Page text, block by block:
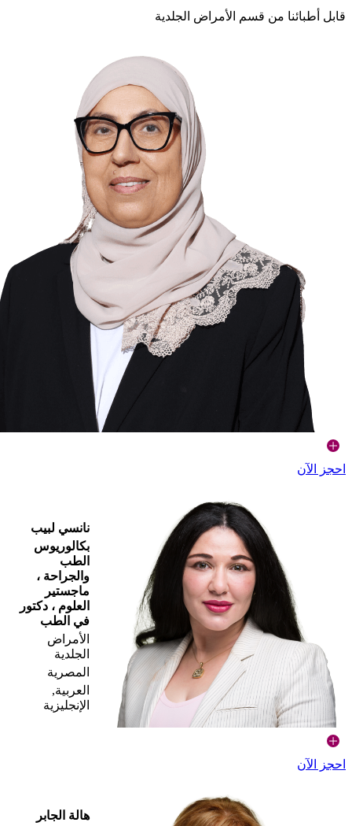
قابل أطبائنا من قسم الأمراض الجلدية
احجز الآن
نانسي لبيب
بكالوريوس
الطب
والجراحة ،
ماجستير
العلوم ، دكتور
في الطب
الأمراض
الجلدية
المصرية
العربية,
الإنجليزية
احجز الآن
هالة الجابر